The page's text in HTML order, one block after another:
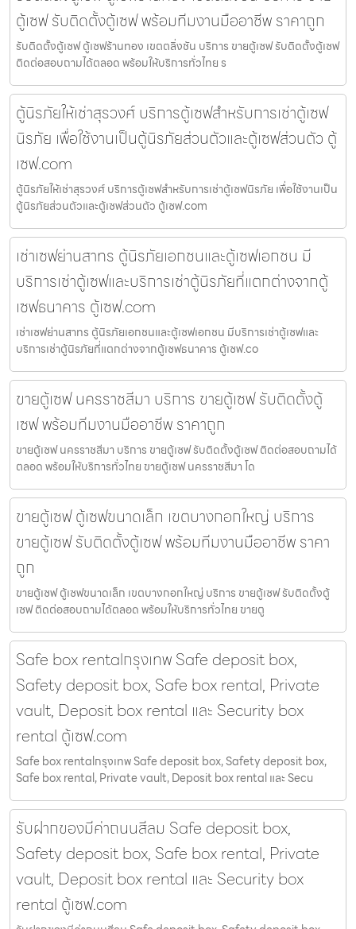
ตู้เซฟ รับติดตั้งตู้เซฟ พร้อมทีมงานมืออาชีพ ราคาถูก
รับติดตั้งตู้เซฟ ตู้เซฟร้านทอง เขตตลิ่งชัน บริการ ขายตู้เซฟ รับติดตั้งตู้เซฟ
ติดต่อสอบถามได้ตลอด พร้อมให้บริการทั่วไทย ร
ตู้นิรภัยให้เช่าสุรวงศ์ บริการตู้เซฟสำหรับการเช่าตู้เซฟ
นิรภัย เพื่อใช้งานเป็นตู้นิรภัยส่วนตัวและตู้เซฟส่วนตัว ตู้
เซฟ.com
ตู้นิรภัยให้เช่าสุรวงศ์ บริการตู้เซฟสำหรับการเช่าตู้เซฟนิรภัย เพื่อใช้งานเป็น
ตู้นิรภัยส่วนตัวและตู้เซฟส่วนตัว ตู้เซฟ.com
เช่าเซฟย่านสาทร ตู้นิรภัยเอกชนและตู้เซฟเอกชน มี
บริการเช่าตู้เซฟและบริการเช่าตู้นิรภัยที่แตกต่างจากตู้
เซฟธนาคาร ตู้เซฟ.com
เช่าเซฟย่านสาทร ตู้นิรภัยเอกชนและตู้เซฟเอกชน มีบริการเช่าตู้เซฟและ
บริการเช่าตู้นิรภัยที่แตกต่างจากตู้เซฟธนาคาร ตู้เซฟ.co
ขายตู้เซฟ นครราชสีมา บริการ ขายตู้เซฟ รับติดตั้งตู้
เซฟ พร้อมทีมงานมืออาชีพ ราคาถูก
ขายตู้เซฟ นครราชสีมา บริการ ขายตู้เซฟ รับติดตั้งตู้เซฟ ติดต่อสอบถามได้
ตลอด พร้อมให้บริการทั่วไทย ขายตู้เซฟ นครราชสีมา โด
ขายตู้เซฟ ตู้เซฟขนาดเล็ก เขตบางกอกใหญ่ บริการ
ขายตู้เซฟ รับติดตั้งตู้เซฟ พร้อมทีมงานมืออาชีพ ราคา
ถูก
ขายตู้เซฟ ตู้เซฟขนาดเล็ก เขตบางกอกใหญ่ บริการ ขายตู้เซฟ รับติดตั้งตู้
เซฟ ติดต่อสอบถามได้ตลอด พร้อมให้บริการทั่วไทย ขายตู
Safe box rentalกรุงเทพ Safe deposit box,
Safety deposit box, Safe box rental, Private
vault, Deposit box rental และ Security box
rental ตู้เซฟ.com
Safe box rentalกรุงเทพ Safe deposit box, Safety deposit box,
Safe box rental, Private vault, Deposit box rental และ Secu
รับฝากของมีค่าถนนสีลม Safe deposit box,
Safety deposit box, Safe box rental, Private
vault, Deposit box rental และ Security box
rental ตู้เซฟ.com